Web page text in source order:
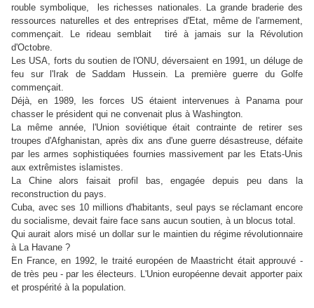
rouble symbolique, les richesses nationales. La grande braderie des
ressources naturelles et des entreprises d'Etat, même de l'armement,
commençait. Le rideau semblait tiré à jamais sur la Révolution
d'Octobre.
Les USA, forts du soutien de l'ONU, déversaient en 1991, un déluge de
feu sur l'Irak de Saddam Hussein. La première guerre du Golfe
commençait.
Déjà, en 1989, les forces US étaient intervenues à Panama pour
chasser le président qui ne convenait plus à Washington.
La même année, l'Union soviétique était contrainte de retirer ses
troupes d'Afghanistan, après dix ans d'une guerre désastreuse, défaite
par les armes sophistiquées fournies massivement par les Etats-Unis
aux extrêmistes islamistes.
La Chine alors faisait profil bas, engagée depuis peu dans la
reconstruction du pays.
Cuba, avec ses 10 millions d'habitants, seul pays se réclamant encore
du socialisme, devait faire face sans aucun soutien, à un blocus total.
Qui aurait alors misé un dollar sur le maintien du régime révolutionnaire
à La Havane ?
En France, en 1992, le traité européen de Maastricht était approuvé -
de très peu - par les électeurs. L'Union européenne devait apporter paix
et prospérité à la population.